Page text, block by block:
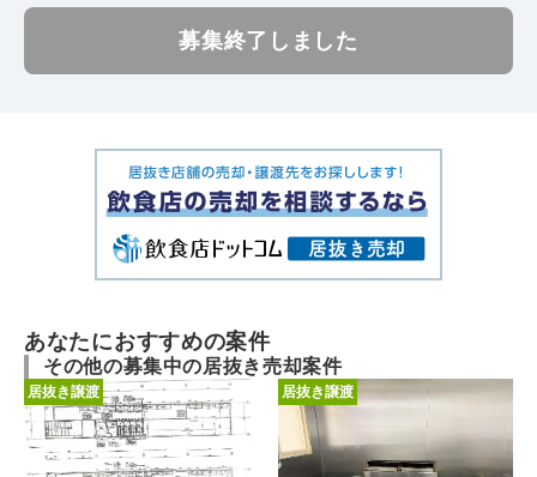
募集終了しました
あなたにおすすめの案件
その他の募集中の居抜き売却案件
居抜き譲渡 居抜き譲渡